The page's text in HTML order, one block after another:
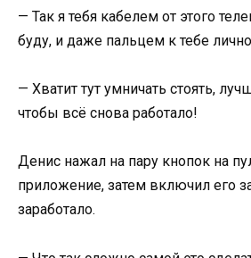
— Так я тебя кабелем от этого
буду, и даже пальцем к тебе
— Хватит тут умничать стоять,
чтобы всё снова работало!
Денис нажал на пару кнопок на
приложение, затем включил его
заработало.